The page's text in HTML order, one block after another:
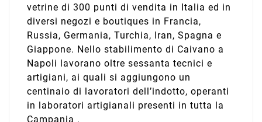
vetrine di 300 punti di vendita in Italia ed in
diversi negozi e boutiques in Francia,
Russia, Germania, Turchia, Iran, Spagna e
Giappone. Nello stabilimento di Caivano a
Napoli lavorano oltre sessanta tecnici e
artigiani, ai quali si aggiungono un
centinaio di lavoratori dell’indotto, operanti
in laboratori artigianali presenti in tutta la
Campania .